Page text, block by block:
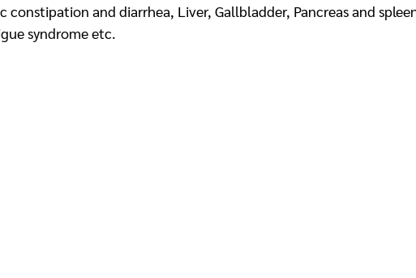
constipation and diarrhea, Liver, Gallbladder, Pancreas and
syndrome etc.